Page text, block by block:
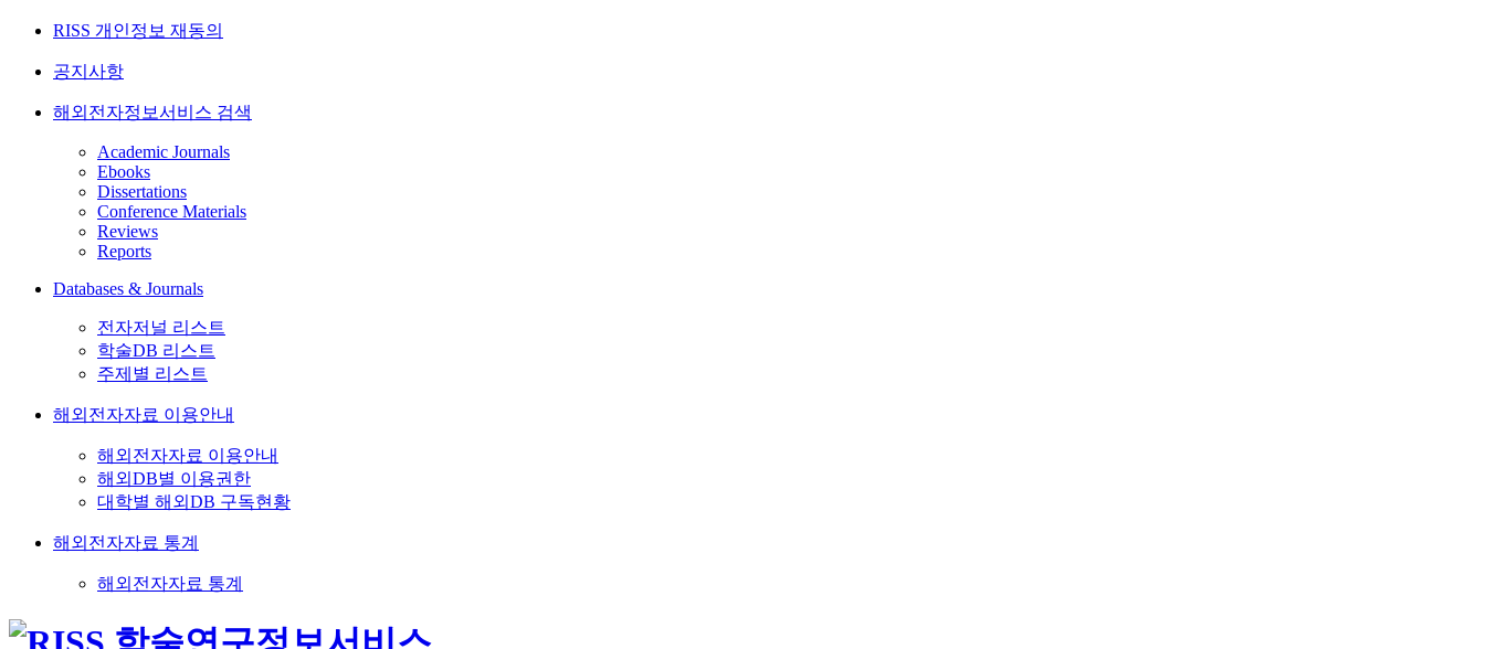
RISS 개인정보 재동의
공지사항
해외전자정보서비스 검색
Academic Journals
Ebooks
Dissertations
Conference Materials
Reviews
Reports
Databases & Journals
전자저널 리스트
학술DB 리스트
주제별 리스트
해외전자자료 이용안내
해외전자자료 이용안내
해외DB별 이용권한
대학별 해외DB 구독현황
해외전자자료 통계
해외전자자료 통계